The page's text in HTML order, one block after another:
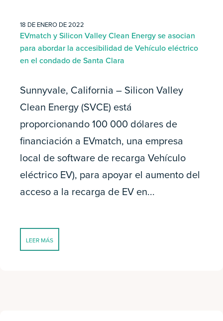
18 DE ENERO DE 2022
EVmatch y Silicon Valley Clean Energy se asocian
para abordar la accesibilidad de Vehículo eléctrico
en el condado de Santa Clara
Sunnyvale, California – Silicon Valley
Clean Energy (SVCE) está
proporcionando 100 000 dólares de
financiación a EVmatch, una empresa
local de software de recarga Vehículo
eléctrico EV), para apoyar el aumento del
acceso a la recarga de EV en...
LEER MÁS